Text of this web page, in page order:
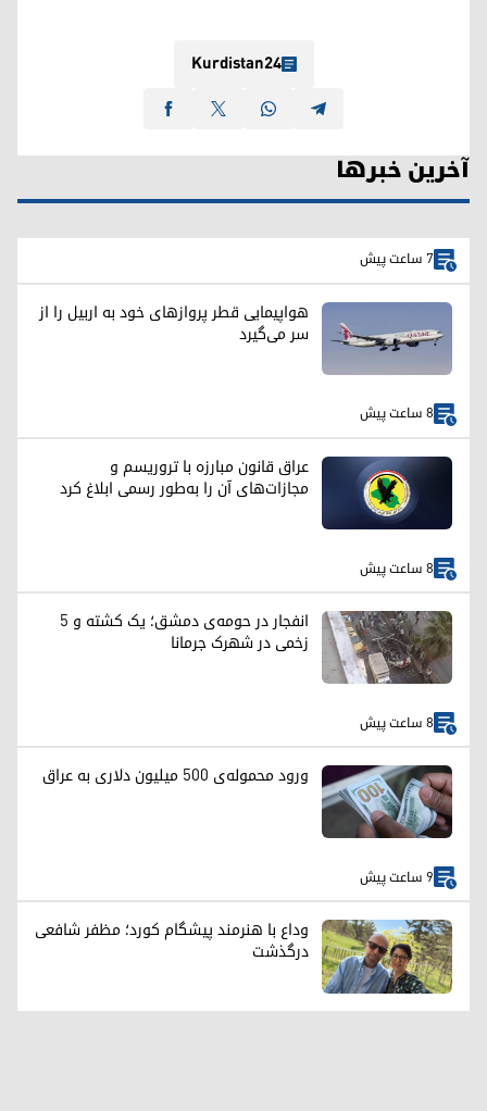
Kurdistan24
آخرین خبرها
7 ساعت پیش
هواپیمایی قطر پروازهای خود به اربیل را از
سر می‌گیرد
8 ساعت پیش
عراق قانون مبارزه با تروریسم و
مجازات‌های آن را به‌طور رسمی ابلاغ کرد
8 ساعت پیش
انفجار در حومه‌ی دمشق؛ یک کشته و ۵
زخمی در شهرک جرمانا
8 ساعت پیش
ورود محموله‌ی ۵۰۰ میلیون دلاری به عراق
9 ساعت پیش
وداع با هنرمند پیشگام کورد؛ مظفر شافعی
درگذشت